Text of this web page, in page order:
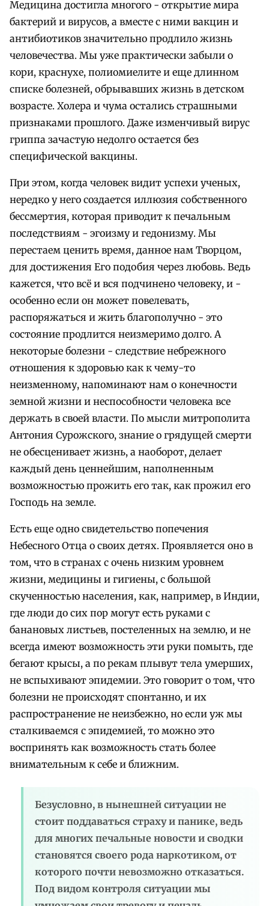
Медицина достигла многого - открытие мира
бактерий и вирусов, а вместе с ними вакцин и
антибиотиков значительно продлило жизнь
человечества. Мы уже практически забыли о
кори, краснухе, полиомиелите и еще длинном
списке болезней, обрывавших жизнь в детском
возрасте. Холера и чума остались страшными
признаками прошлого. Даже изменчивый вирус
гриппа зачастую недолго остается без
специфической вакцины.
При этом, когда человек видит успехи ученых,
нередко у него создается иллюзия собственного
бессмертия, которая приводит к печальным
последствиям - эгоизму и гедонизму. Мы
перестаем ценить время, данное нам Творцом,
для достижения Его подобия через любовь. Ведь
кажется, что всё и вся подчинено человеку, и -
особенно если он может повелевать,
распоряжаться и жить благополучно - это
состояние продлится неизмеримо долго. А
некоторые болезни - следствие небрежного
отношения к здоровью как к чему-то
неизменному, напоминают нам о конечности
земной жизни и неспособности человека все
держать в своей власти. По мысли митрополита
Антония Сурожского, знание о грядущей смерти
не обесценивает жизнь, а наоборот, делает
каждый день ценнейшим, наполненным
возможностью прожить его так, как прожил его
Господь на земле.
Есть еще одно свидетельство попечения
Небесного Отца о своих детях. Проявляется оно в
том, что в странах с очень низким уровнем
жизни, медицины и гигиены, с большой
скученностью населения, как, например, в Индии,
где люди до сих пор могут есть руками с
банановых листьев, постеленных на землю, и не
всегда имеют возможность эти руки помыть, где
бегают крысы, а по рекам плывут тела умерших,
не вспыхивают эпидемии. Это говорит о том, что
болезни не происходят спонтанно, и их
распространение не неизбежно, но если уж мы
сталкиваемся с эпидемией, то можно это
воспринять как возможность стать более
внимательным к себе и ближним.
Безусловно, в нынешней ситуации не
стоит поддаваться страху и панике, ведь
для многих печальные новости и сводки
становятся своего рода наркотиком, от
которого почти невозможно отказаться.
Под видом контроля ситуации мы